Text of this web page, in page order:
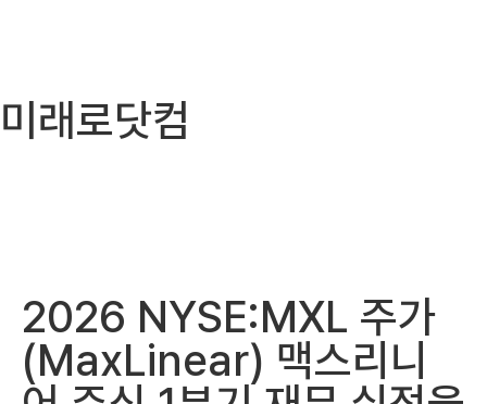
미래로닷컴
2026 NYSE:MXL 주가
(MaxLinear) 맥스리니